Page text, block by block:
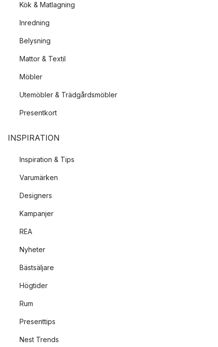
Kök & Matlagning
Inredning
Belysning
Mattor & Textil
Möbler
Utemöbler & Trädgårdsmöbler
Presentkort
INSPIRATION
Inspiration & Tips
Varumärken
Designers
Kampanjer
REA
Nyheter
Bästsäljare
Högtider
Rum
Presenttips
Nest Trends